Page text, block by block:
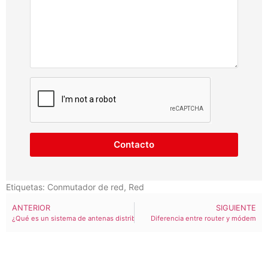
Contacto
Etiquetas: Conmutador de red, Red
SIGUIENTE
Diferencia entre router y módem
ANTERIOR
¿Qué es un sistema de antenas distribuidas (DAS)?